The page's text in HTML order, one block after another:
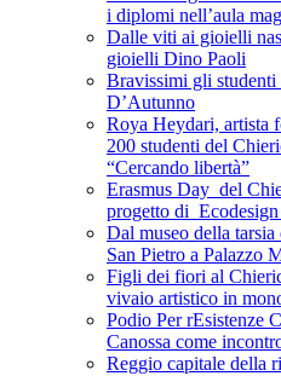
i diplomi nell’aula
Dalle viti ai gioielli
gioielli Dino Paoli
Bravissimi gli
D’Autunno
Roya Heydari, artista
200 studenti del
“Cercando libertà”
Erasmus Day del
progetto di
Dal museo della
San Pietro a Palazzo
Figli dei fiori al
vivaio artistico in
Podio Per rEsistenze
Canossa come
Reggio capitale della